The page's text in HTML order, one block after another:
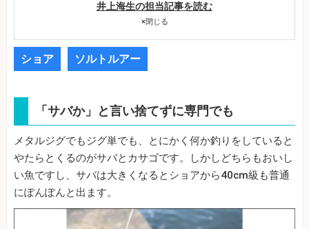
井上海生の担当記事を読む
×閉じる
ショア ソルトルアー
「サバか」と言い捨てずに専門でも
メタルジグでもジグ単でも、とにかく何か釣りをしていると
やたらとくるのがサバとカサゴです。しかしどちらもおいし
い魚ですし、サバは大きくなるとショアから40cm級も普通
にぽんぽんと出ます。